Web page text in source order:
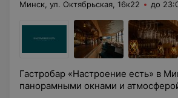
Минск, ул. Октябрьская, 16к22 до
Гастробар «Настроение есть» в
панорамными окнами и